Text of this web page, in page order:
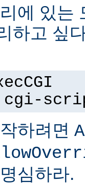
에 있는
하고 싶
cgi-
하려면
심하라.